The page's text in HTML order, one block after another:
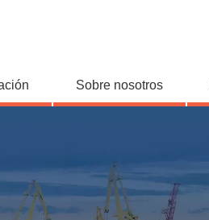
Sobre nosotros